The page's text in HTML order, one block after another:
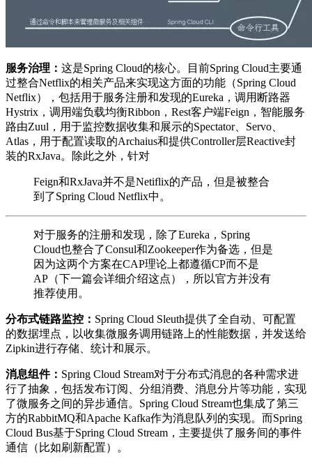
服务治理： 这是Spring Cloud的核心。目前Spring Cloud主要通
过整合Netflix的相关产品来实现这方面的功能（Spring Cloud
Netflix），包括用于服务注册和发现的Eureka，调用断路器
Hystrix，调用端负载均衡Ribbon，Rest客户端Feign，智能服务
路由Zuul，用于监控数据收集和展示的Spectator、Servo、
Atlas，用于配置读取的Archaius和提供Controller层Reactive封
装的RxJava。除此之外，针对
Feign和RxJava并不是Netiflix的产品，但是被整合
到了Spring Cloud Netflix中。
对于服务的注册和发现，除了Eureka，Spring
Cloud也整合了Consul和Zookeeper作为备选，但是
因为这两个方案在CAP理论上都遵循CP而不是
AP（下一篇会详细介绍这点），所以官方并没有
推荐使用。
分布式链路监控： Spring Cloud Sleuth提供了全自动、可配置
的数据埋点，以收集微服务调用链路上的性能数据，并发送给
Zipkin进行存储、统计和展示。
消息组件： Spring Cloud Stream对于分布式消息的各种需求进
行了抽象，包括发布订阅、分组消费、消息分片等功能，实现
了微服务之间的异步通信。Spring Cloud Stream也集成了第三
方的RabbitMQ和Apache Kafka作为消息队列的实现。而Spring
Cloud Bus基于Spring Cloud Stream，主要提供了服务间的事件
通信（比如刷新配置）。